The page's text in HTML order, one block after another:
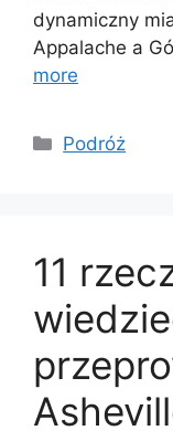
dynamiczny
Appalache a
more
Categories
Podróż
11